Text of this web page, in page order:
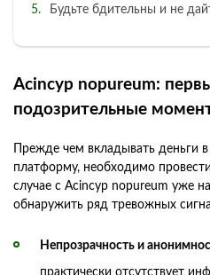
Будьте бдительны и не
Acincyp nopureum:
подозрительные
Прежде чем вкладывать деньги
платформу, необходимо
случае с Acincyp nopureum уже
обнаружить ряд тревожных
Непрозрачность и
практически отсутствует